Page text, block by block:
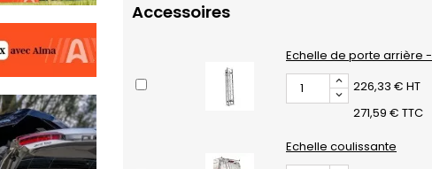
Accessoires
Echelle de porte arrière
226,33 € HT
271,59 € TTC
Echelle coulissante